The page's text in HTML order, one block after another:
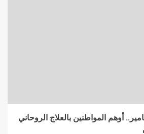
أوهم المواطنين بالعلاج الروحاني